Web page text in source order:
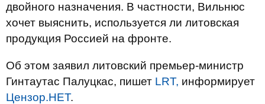
двойного назначения. В частности, Вильнюс
хочет выяснить, используется ли литовская
продукция Россией на фронте.
Об этом заявил литовский премьер-министр
Гинтаутас Палуцкас, пишет LRT, информирует
Цензор.НЕТ.